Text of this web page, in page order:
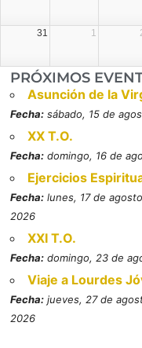
31 1
PRÓXIMOS
Asunción de la
Fecha: sábado, 15 de
XX T.O.
Fecha: domingo, 16 de
Ejercicios
Fecha: lunes, 17 de
2026
XXI T.O.
Fecha: domingo, 23 de
Viaje a Lourdes
Fecha: jueves, 27 de
2026